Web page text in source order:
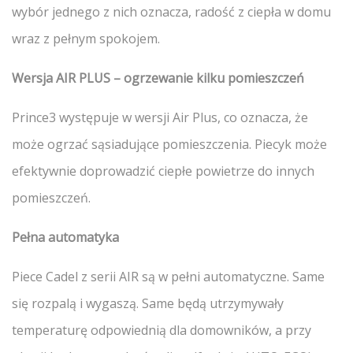
wybór jednego z nich oznacza, radość z ciepła w domu
wraz z pełnym spokojem.
Wersja AIR PLUS – ogrzewanie kilku pomieszczeń
Prince3 występuje w wersji Air Plus, co oznacza, że
może ogrzać sąsiadujące pomieszczenia. Piecyk może
efektywnie doprowadzić ciepłe powietrze do innych
pomieszczeń.
Pełna automatyka
Piece Cadel z serii AIR są w pełni automatyczne. Same
się rozpalą i wygaszą. Same będą utrzymywały
temperaturę odpowiednią dla domowników, a przy